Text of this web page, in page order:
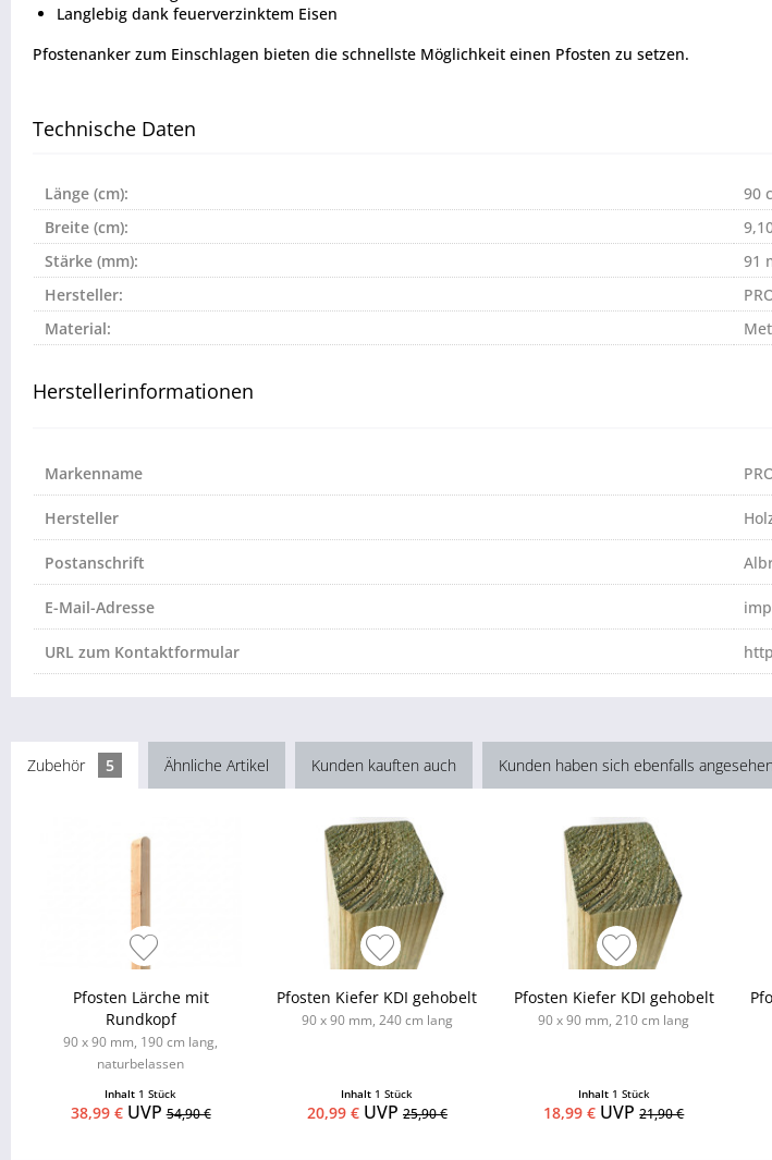
Langlebig dank feuerverzinktem Eisen
Pfostenanker zum Einschlagen bieten die schnellste Möglichkeit einen Pfosten zu setzen.
Technische Daten
Länge (cm):
90
Breite (cm):
Stärke (mm):
91
Hersteller:
Material:
Herstellerinformationen
Markenname
Hersteller
Postanschrift
E-Mail-Adresse
URL zum Kontaktformular
Zubehör 5 Ähnliche Artikel Kunden kauften auch Kunden haben sich ebenfalls angesehen
Pfosten Lärche mit
Rundkopf
90 x 90 mm, 190 cm lang,
naturbelassen
Inhalt 1 Stück
38,99 €UVP54,90 €
Pfosten Kiefer KDI gehobelt
90 x 90 mm, 240 cm lang
Inhalt 1 Stück
20,99 €UVP 25,90 €
Pfosten Kiefer KDI gehobelt
90 x 90 mm, 210 cm lang
Inhalt 1 Stück
18,99 € UVP21,90 €